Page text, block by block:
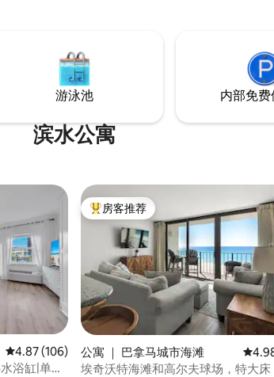
观的屋顶休息室和可俯瞰泳池的设备
的健身房。
游泳池 内部免
滨水公寓
平均评分 4.87 分（满分 5 分），共 106 条评价
4.87 (106)
浴缸|单间
热门「房客推荐」
房客推荐
公寓 ｜ 巴拿马城市海滩 平均
埃奇沃特海滩和高尔夫球场，特大床